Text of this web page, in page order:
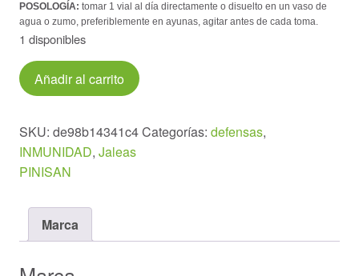
POSOLOGÍA: tomar 1 vial al día directamente o disuelto en un vaso de
agua o zumo, preferiblemente en ayunas, agitar antes de cada toma.
1 disponibles
Mega
Defens
viales
cantidad
Añadir al carrito
SKU: de98b14341c4Categorías: defensas,
INMUNIDAD, Jaleas
PINISAN
Marca